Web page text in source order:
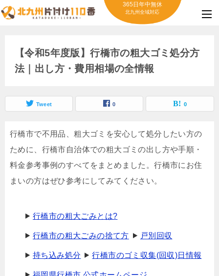
365日年中無休
北九州全域対応
【令和5年度版】行橋市の粗大ゴミ処分方
法｜出し方・費用相場の全情報
Tweet 0 0
行橋市で不用品、粗大ゴミを安心して処分したい方の
ために、行橋市自治体での粗大ゴミの出し方や手順・
料金参考事例のすべてをまとめました。行橋市にお住
まいの方はぜひ参考にしてみてください。
行橋市の粗大ごみとは?
行橋市の粗大ごみの捨て方 戸別回収
持ち込み処分 行橋市のゴミ収集(回収)日情報